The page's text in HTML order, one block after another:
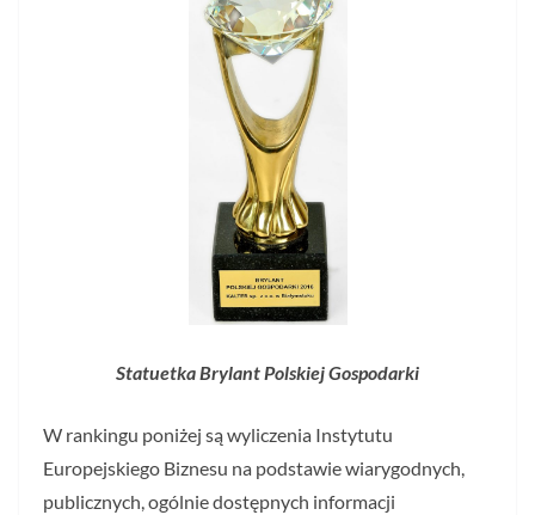
Statuetka Brylant Polskiej Gospodarki
W rankingu poniżej są wyliczenia Instytutu
Europejskiego Biznesu na podstawie wiarygodnych,
publicznych, ogólnie dostępnych informacji